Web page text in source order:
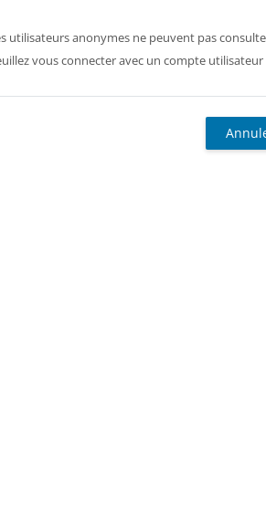
utilisateurs anonymes ne peuvent pas
vous connecter avec un compte